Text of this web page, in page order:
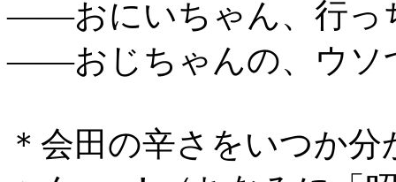
――おにいちゃん、行っ
――おじちゃんの、ウソ
＊会田の辛さをいつか